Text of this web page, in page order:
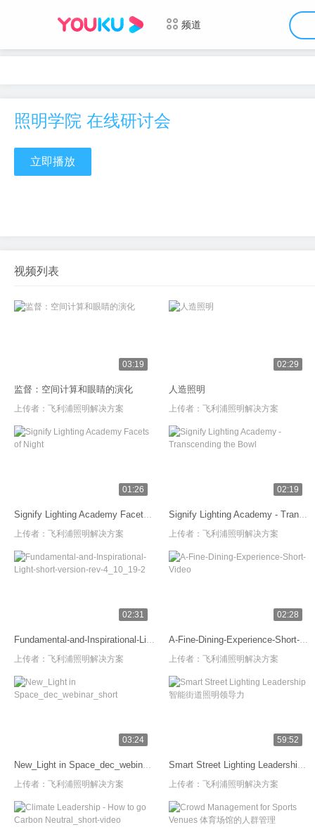
频道
照明学院 在线研讨会
立即播放
视频列表
03:19
监督：空间计算和眼睛的演化
上传者： 飞利浦照明解决方案
02:29
人造照明
上传者： 飞利浦照明解决方案
01:26
Signify Lighting Academy Facets of Night
上传者： 飞利浦照明解决方案
02:19
Signify Lighting Academy - Transcending the Bowl
上传者： 飞利浦照明解决方案
02:31
Fundamental-and-Inspirational-Light-short-version-rev-4_10_19-2
上传者： 飞利浦照明解决方案
02:28
A-Fine-Dining-Experience-Short-Video
上传者： 飞利浦照明解决方案
03:24
New_Light in Space_dec_webinar_short
上传者： 飞利浦照明解决方案
59:52
Smart Street Lighting Leadership 智能街道照明领导力
上传者： 飞利浦照明解决方案